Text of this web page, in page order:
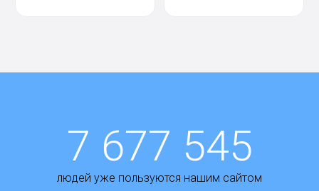
7 677 545
людей уже пользуются нашим сайтом